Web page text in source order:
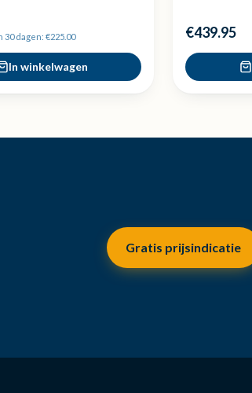
30 dagen: €225.00
In winkelwagen
€439.95
Gratis prijsindicatie